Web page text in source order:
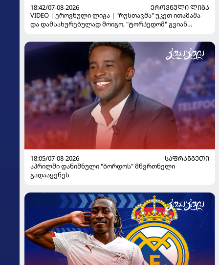
18:42/07-08-2026
ᲔᲠᲝᲕᲜᲣᲚᲘ ᲚᲘᲒᲐ
VIDEO | ეროვნული ლიგა | "რუსთავმა" უკეთ ითამაშა
და დამსახურებულად მოიგო, "ტორპედომ" გვიან
18:05/07-08-2026
ᲡᲐᲤᲠᲐᲜᲒᲔᲗᲘ
აპრილში დანიშნული "ბორდოს" მწვრთნელი
გადააყენეს